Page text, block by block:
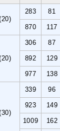
283 81
870 117
306 87
892 129
977 138
339 96
923 149
1009 162